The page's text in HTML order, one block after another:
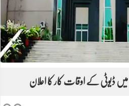
میں ڈیوٹی کے اوقات کار کا اعلان